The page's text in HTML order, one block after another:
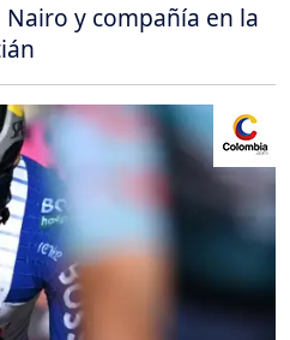
y compañía en la